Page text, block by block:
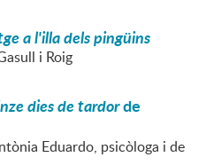
a l'illa dels pingüins
i Roig
dies de tardorde
Eduardo, psicòloga i de